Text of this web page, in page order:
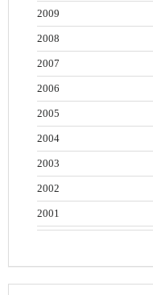
2009
2008
2007
2006
2005
2004
2003
2002
2001